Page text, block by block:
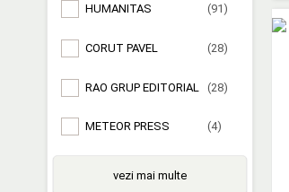
HUMANITAS (91)
CORUT PAVEL (28)
RAO GRUP EDITORIAL (28)
METEOR PRESS (4)
vezi mai multe